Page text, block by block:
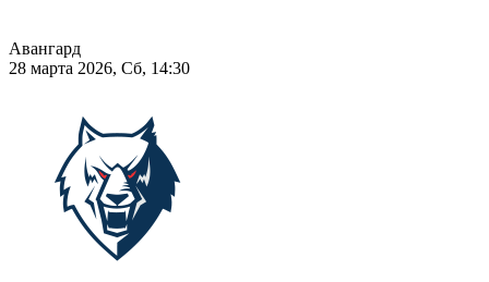
Авангард
28 марта 2026, Сб, 14:30